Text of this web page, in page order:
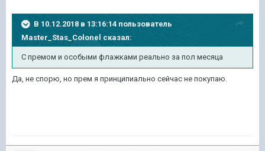
В 10.12.2018 в 13:16:14 пользователь
Master_Stas_Colonel сказал:
С премом и особыми флажками реально за пол месяца
Да, не спорю, но прем я принципиально сейчас не покупаю.